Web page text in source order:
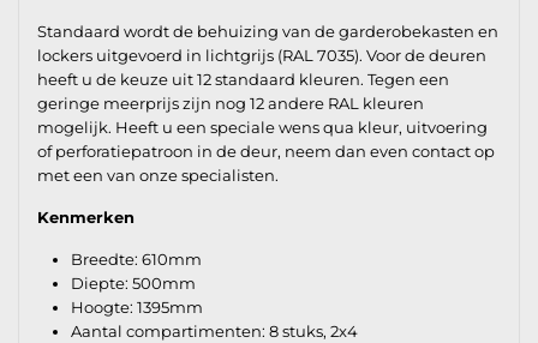
Standaard wordt de behuizing van de garderobekasten en
lockers uitgevoerd in lichtgrijs (RAL 7035). Voor de deuren
heeft u de keuze uit 12 standaard kleuren. Tegen een
geringe meerprijs zijn nog 12 andere RAL kleuren
mogelijk. Heeft u een speciale wens qua kleur, uitvoering
of perforatiepatroon in de deur, neem dan even contact op
met een van onze specialisten.
Kenmerken
Breedte: 610mm
Diepte: 500mm
Hoogte: 1395mm
Aantal compartimenten: 8 stuks, 2x4